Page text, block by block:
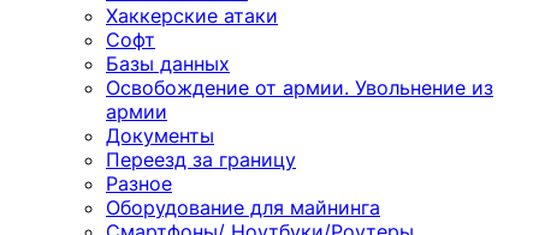
Хаккерские атаки
Софт
Базы данных
Освобождение от армии. Увольнение из
армии
Документы
Переезд за границу
Разное
Оборудование для майнинга